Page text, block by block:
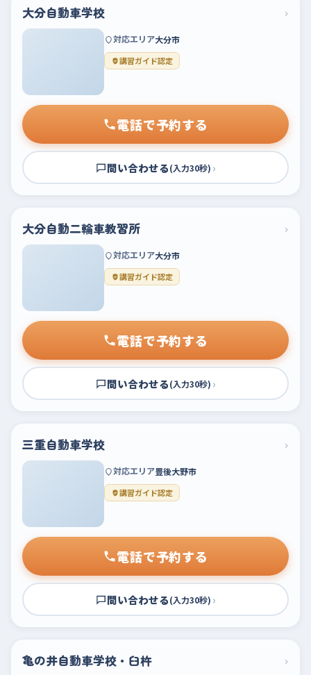
大分自動車学校 ›
対応エリア大分市
講習ガイド認定
電話で予約する
問い合わせる(入力30秒) ›
大分自動二輪車教習所 ›
対応エリア大分市
講習ガイド認定
電話で予約する
問い合わせる(入力30秒) ›
三重自動車学校 ›
対応エリア豊後大野市
講習ガイド認定
電話で予約する
問い合わせる(入力30秒) ›
亀の井自動車学校・臼杵 ›